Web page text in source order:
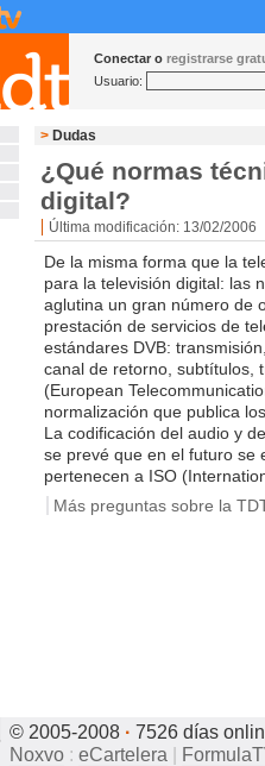
Conectar o registrarse
Usuario:
> Dudas
¿Qué normas
digital?
Última modificación: 13/02/2006
De la misma forma que la
para la televisión digital: las
aglutina un gran número de
prestación de servicios de
estándares DVB:
canal de retorno, subtítulos,
(European
normalización que publica
La codificación del audio y
se prevé que en el futuro se
pertenecen a ISO
Más preguntas sobre la
© 2005-2008 · 7526 días
Noxvo : eCartelera |